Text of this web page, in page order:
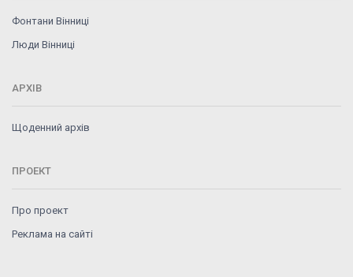
Фонтани Вінниці
Люди Вінниці
АРХІВ
Щоденний архів
ПРОЕКТ
Про проект
Реклама на сайті